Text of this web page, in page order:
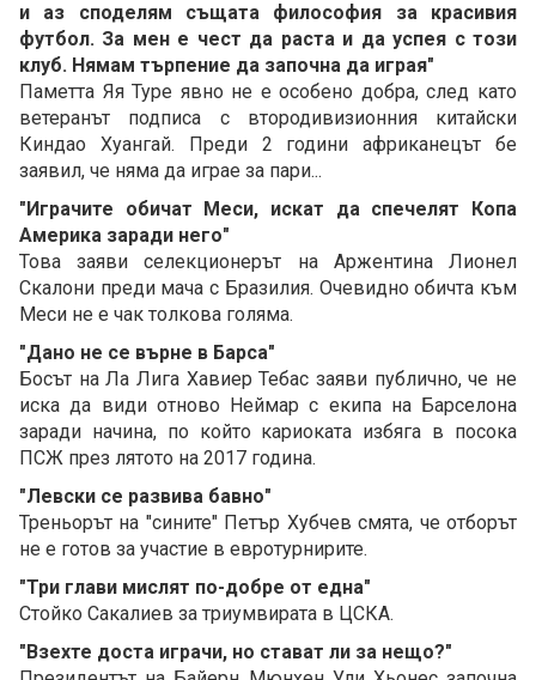
и аз споделям същата философия за красивия
футбол. За мен е чест да раста и да успея с този
клуб. Нямам търпение да започна да играя"
Паметта Яя Туре явно не е особено добра, след като
ветеранът подписа с втородивизионния китайски
Киндао Хуангай. Преди 2 години африканецът бе
заявил, че няма да играе за пари...
"Играчите обичат Меси, искат да спечелят Копа
Америка заради него"
Това заяви селекционерът на Аржентина Лионел
Скалони преди мача с Бразилия. Очевидно обичта към
Меси не е чак толкова голяма.
"Дано не се върне в Барса"
Босът на Ла Лига Хавиер Тебас заяви публично, че не
иска да види отново Неймар с екипа на Барселона
заради начина, по който кариоката избяга в посока
ПСЖ през лятото на 2017 година.
"Левски се развива бавно"
Треньорът на "сините" Петър Хубчев смята, че отборът
не е готов за участие в евротурнирите.
"Три глави мислят по-добре от една"
Стойко Сакалиев за триумвирата в ЦСКА.
"Взехте доста играчи, но стават ли за нещо?"